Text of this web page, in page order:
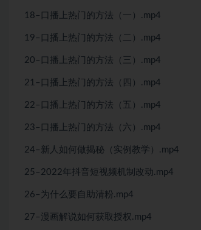
18–口播上热门的方法（一）.mp4
19–口播上热门的方法（二）.mp4
20–口播上热门的方法（三）.mp4
21–口播上热门的方法（四）.mp4
22–口播上热门的方法（五）.mp4
23–口播上热门的方法（六）.mp4
24–新人如何做揭秘（实例教学）.mp4
25–2022年抖音短视频机制改动.mp4
26–为什么要自助清粉.mp4
27–漫画解说如何获取授权.mp4